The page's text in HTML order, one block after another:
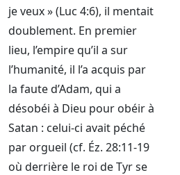
je veux » (Luc 4:6), il mentait
doublement. En premier
lieu, l’empire qu’il a sur
l’humanité, il l’a acquis par
la faute d’Adam, qui a
désobéi à Dieu pour obéir à
Satan : celui-ci avait péché
par orgueil (cf. Éz. 28:11-19
où derrière le roi de Tyr se